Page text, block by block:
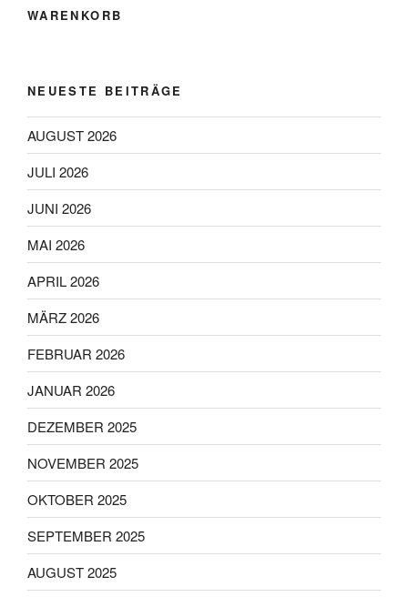
WARENKORB
NEUESTE BEITRÄGE
AUGUST 2026
JULI 2026
JUNI 2026
MAI 2026
APRIL 2026
MÄRZ 2026
FEBRUAR 2026
JANUAR 2026
DEZEMBER 2025
NOVEMBER 2025
OKTOBER 2025
SEPTEMBER 2025
AUGUST 2025